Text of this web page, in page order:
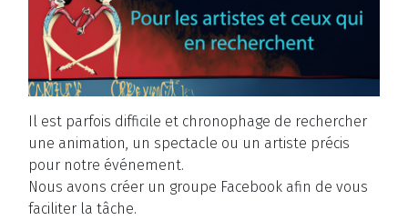
Il est parfois difficile et chronophage de rechercher
une animation, un spectacle ou un artiste précis
pour notre événement.
Nous avons créer un groupe Facebook afin de vous
faciliter la tâche.